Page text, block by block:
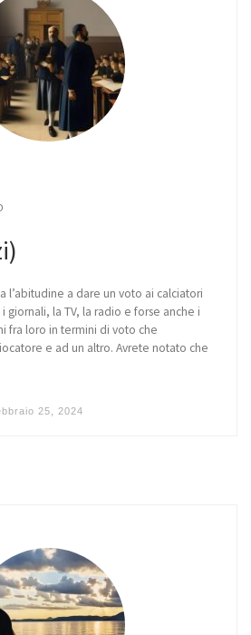
l’abitudine a dare un voto ai calciatori
la TV, la radio e forse anche i
fra loro in termini di voto che
e ad un altro. Avrete notato che
25, 2024